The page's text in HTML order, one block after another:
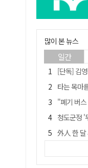
많이 본 뉴스
일간
[단독] 김영수 "
타는 목마름 청
"폐기 버스 개조
청도군정 '
外人 한 달 새 8000
임시휴업 들어갔